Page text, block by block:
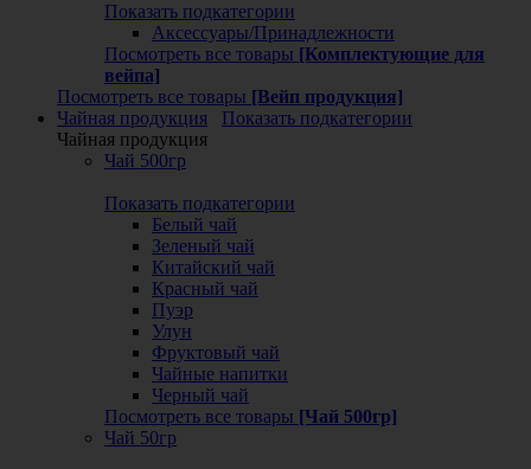
Показать подкатегории
Аксессуары/Принадлежности
Посмотреть все товары [Комплектующие для
вейпа]
Посмотреть все товары [Вейп продукция]
Чайная продукция
Показать подкатегории
Чайная продукция
Чай 500гр
Показать подкатегории
Белый чай
Зеленый чай
Китайский чай
Красный чай
Пуэр
Улун
Фруктовый чай
Чайные напитки
Черный чай
Посмотреть все товары [Чай 500гр]
Чай 50гр